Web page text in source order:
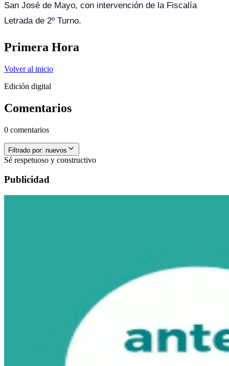
San José de Mayo, con intervención de la Fiscalía
Letrada de 2º Turno.
Primera Hora
Volver al inicio
Edición digital
Comentarios
0 comentarios
Filtrado por: nuevos
Sé respetuoso y constructivo
Publicidad